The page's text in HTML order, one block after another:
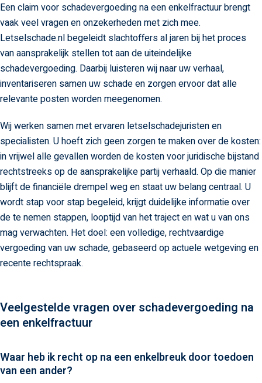
Een claim voor schadevergoeding na een enkelfractuur brengt
vaak veel vragen en onzekerheden met zich mee.
Letselschade.nl begeleidt slachtoffers al jaren bij het proces
van aansprakelijk stellen tot aan de uiteindelijke
schadevergoeding. Daarbij luisteren wij naar uw verhaal,
inventariseren samen uw schade en zorgen ervoor dat alle
relevante posten worden meegenomen.
Wij werken samen met ervaren letselschadejuristen en
specialisten. U hoeft zich geen zorgen te maken over de kosten:
in vrijwel alle gevallen worden de kosten voor juridische bijstand
rechtstreeks op de aansprakelijke partij verhaald. Op die manier
blijft de financiële drempel weg en staat uw belang centraal. U
wordt stap voor stap begeleid, krijgt duidelijke informatie over
de te nemen stappen, looptijd van het traject en wat u van ons
mag verwachten. Het doel: een volledige, rechtvaardige
vergoeding van uw schade, gebaseerd op actuele wetgeving en
recente rechtspraak.
Veelgestelde vragen over schadevergoeding na
een enkelfractuur​
Waar heb ik recht op na een enkelbreuk door toedoen
van een ander?